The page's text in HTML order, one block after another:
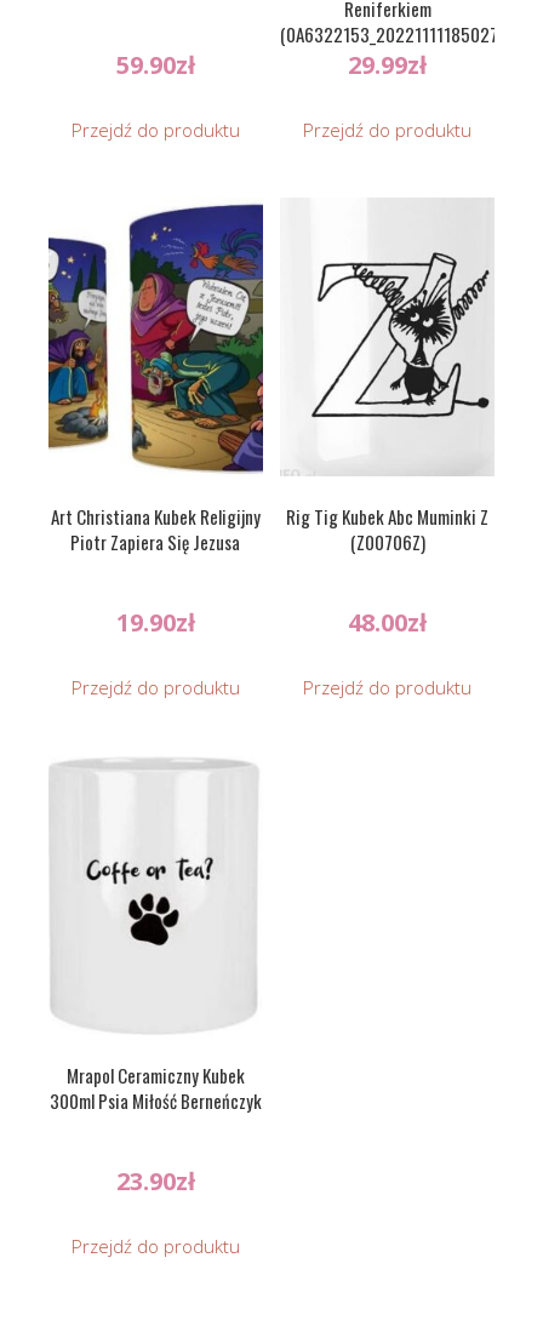
59.90zł
Przejdź do produktu
Reniferkiem
(0A6322153_20221111185027)
29.99zł
Przejdź do produktu
Art Christiana Kubek Religijny
Piotr Zapiera Się Jezusa
19.90zł
Przejdź do produktu
Rig Tig Kubek Abc Muminki Z
(Z00706Z)
48.00zł
Przejdź do produktu
Mrapol Ceramiczny Kubek
300ml Psia Miłość Berneńczyk
23.90zł
Przejdź do produktu